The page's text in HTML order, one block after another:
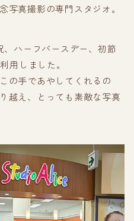
写真撮影の専門スタジオ。
、ハーフバースデー、初節
用しました。
の手であやしてくれるの
越え、とっても素敵な写真